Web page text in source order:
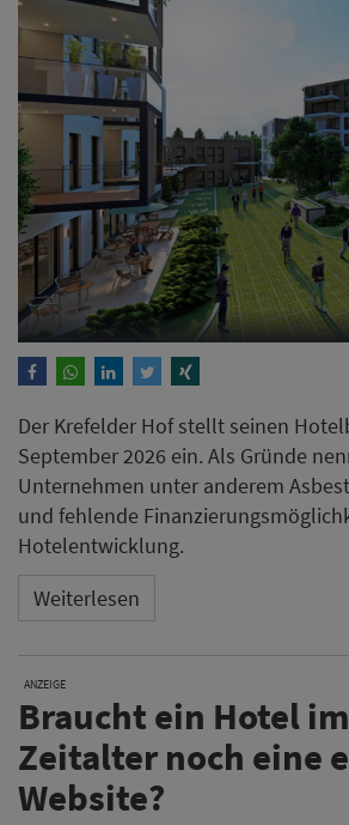
Der Krefelder Hof stellt seinen
September 2026 ein. Als Gründe
Unternehmen unter anderem
und fehlende
Hotelentwicklung.
Weiterlesen
ANZEIGE
Braucht ein Hotel
Zeitalter noch eine
Website?